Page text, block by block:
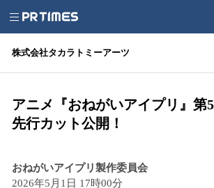
株式会社タカラトミーアーツ
アニメ『おねがいアイプリ』第
先行カット公開！
おねがいアイプリ製作委員会
2026年5月1日 17時00分